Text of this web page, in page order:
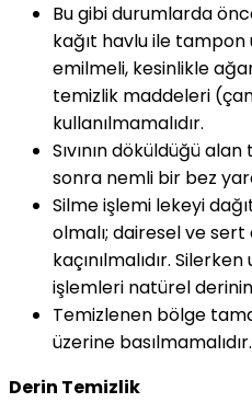
Bu gibi durumlarda
kağıt havlu ile tampon
emilmeli, kesinlikle
temizlik maddeleri
kullanılmamalıdır.
Sıvının döküldüğü
sonra nemli bir bez
Silme işlemi lekeyi
olmalı; dairesel ve
kaçınılmalıdır.
işlemleri natürel
Temizlenen bölge
üzerine basılmamalıdır.
Derin Temizlik